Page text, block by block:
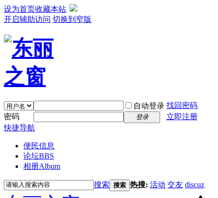
设为首页收藏本站
开启辅助访问 切换到窄版
自动登录 找回密码
密码
登录
立即注册
快捷导航
便民信息
论坛BBS
相册Album
搜索 搜索 热搜: 活动 交友 discuz